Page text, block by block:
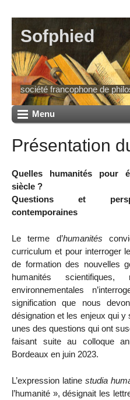
Sofphied
société francophone de
Menu
Présentation
Quelles humanités pour
siècle ?
Questions et
contemporaines
Le terme d’humanités
curriculum et pour interroger
de formation des nouvelles
humanités scientifiques,
environnementales
signification que nous
désignation et les enjeux qui y
unes des questions qui ont
faisant suite au colloque
Bordeaux en juin 2023.
L’expression latine studia
l’humanité », désignait les